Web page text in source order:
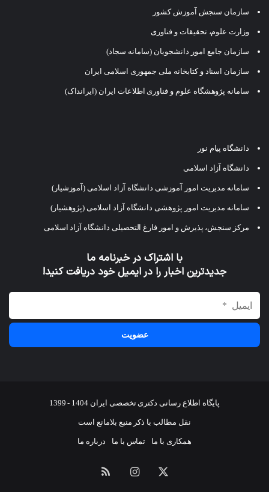
سازمان سنجش آموزش کشور
وزارت علوم، تحقیقات و فناوری
سازمان جامع امور دانشجویان (سامانه سجاد)
سازمان اسناد و کتابخانه ملی جمهوری اسلامی ایران
سامانه پژوهشگاه علوم و فناوری اطلاعات ایران (ایرانداک)
دانشگاه پیام نور
دانشگاه آزاد اسلامی
سامانه مدیریت امور آموزشی دانشگاه آزاد اسلامی (آموزشیار)
سامانه مدیریت امور پژوهشی دانشگاه آزاد اسلامی (پژوهشیار)
مرکز سنجش، پذیرش و امور فارغ التحصیلی دانشگاه آزاد اسلامی
با اشتراک در خبرنامه ما
جدیدترین اخبار را در ایمیل خود دریافت کنید!
پایگاه اطلاع رسانی دکتری تخصصی ایران 1404 - 1399
نقل مطالب با ذکر منبع بلامانع است
همکاری با ما تماس با ما درباره ما
ایکس اینستاگرامخوراک